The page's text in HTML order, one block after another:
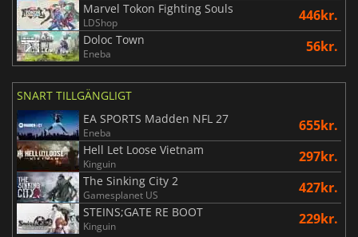
Marvel Tokon Fighting Souls
LDShop 446kr.
Doloc Town
Eneba 56kr.
SNART TILLGÄNGLIGT
EA SPORTS Madden NFL 27
Eneba 655kr.
Hell Let Loose Vietnam
Kinguin 297kr.
The Sinking City 2
Gamesplanet US 427kr.
STEINS;GATE RE BOOT
Kinguin 229kr.